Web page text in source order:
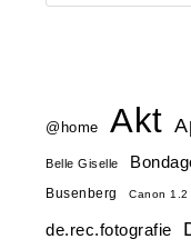
@home Akt
Belle Giselle
Busenberg Canon 1.2
de.rec.fotografie